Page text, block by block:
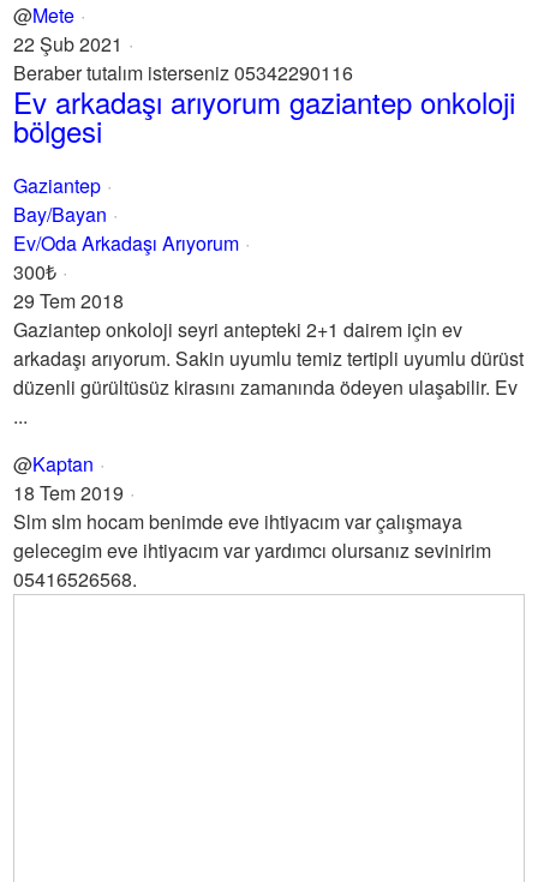
@Mete
22 Şub 2021
Beraber tutalım isterseniz 05342290116
Ev arkadaşı arıyorum gaziantep onkoloji
bölgesi
Gaziantep
Bay/Bayan
Ev/Oda Arkadaşı Arıyorum
300₺
29 Tem 2018
Gaziantep onkoloji seyri antepteki 2+1 dairem için ev
arkadaşı arıyorum. Sakin uyumlu temiz tertipli uyumlu dürüst
düzenli gürültüsüz kirasını zamanında ödeyen ulaşabilir. Ev
...
@Kaptan
18 Tem 2019
Slm slm hocam benimde eve ihtiyacım var çalışmaya
gelecegim eve ihtiyacım var yardımcı olursanız sevinirim
05416526568.